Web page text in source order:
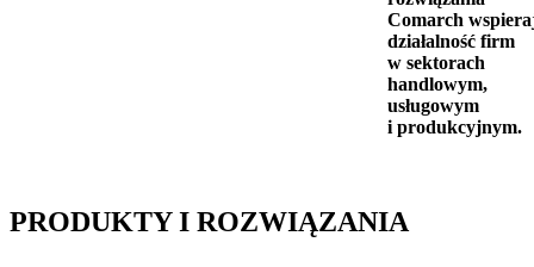
Comarch
działalność firm
w sektorach
handlowym,
usługowym
i produkcyjnym.
PRODUKTY I ROZWIĄZANIA